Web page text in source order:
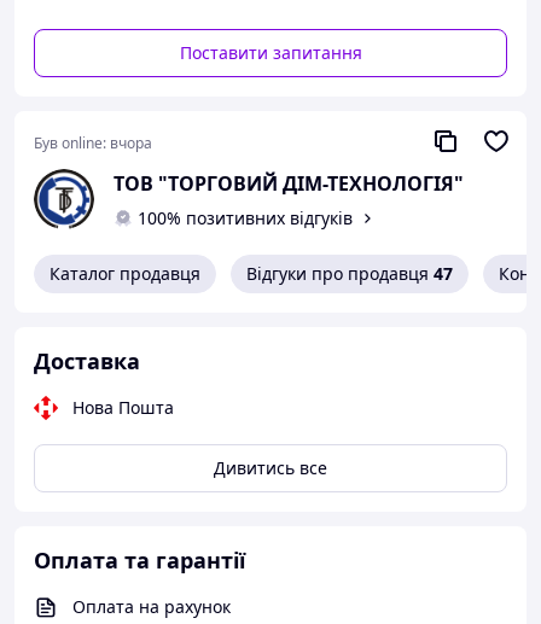
Поставити запитання
Був online: вчора
ТОВ "ТОРГОВИЙ ДІМ-ТЕХНОЛОГІЯ"
100% позитивних відгуків
Каталог продавця Відгуки про продавця 47
Доставка
Нова Пошта
Дивитись все
Оплата та гарантії
Оплата на рахунок